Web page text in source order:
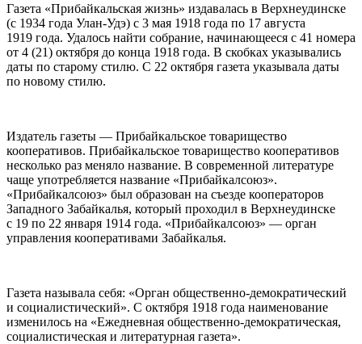
Газета «Прибайкальская жизнь» издавалась в Верхнеудинске
(с 1934 года Улан-Удэ) с 3 мая 1918 года по 17 августа
1919 года. Удалось найти собрание, начинающееся с 41 номера
от 4 (21) октября до конца 1918 года. В скобках указывались
даты по старому стилю. С 22 октября газета указывала даты
по новому стилю.
Издатель газеты — Прибайкальское товарищество
кооперативов. Прибайкальское товарищество кооперативов
несколько раз меняло название. В современной литературе
чаще употребляется название «Прибайкалсоюз».
«Прибайкалсоюз» был образован на съезде кооператоров
Западного Забайкалья, который проходил в Верхнеудинске
с 19 по 22 января 1914 года. «Прибайкалсоюз» — орган
управления кооперативами Забайкалья.
Газета называла себя: «Орган общественно-демократический
и социалистический». С октября 1918 года наименование
изменилось на «Ежедневная общественно-демократическая,
социалистическая и литературная газета».